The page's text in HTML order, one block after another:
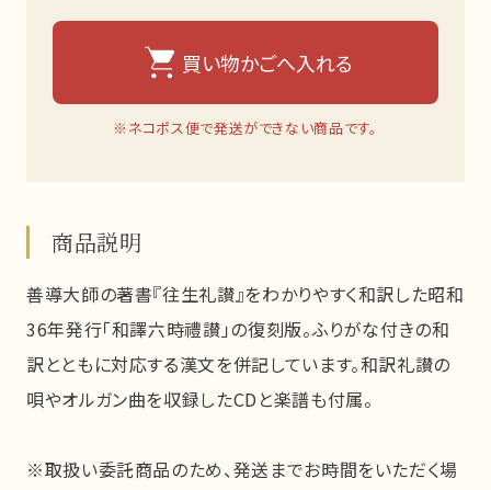
買い物かごへ入れる
※ネコポス便で発送ができない商品です。
商品説明
善導大師の著書『往生礼讃』をわかりやすく和訳した昭和
36年発行「和譯六時禮讃」の復刻版。ふりがな付きの和
訳とともに対応する漢文を併記しています。和訳礼讃の
唄やオルガン曲を収録したCDと楽譜も付属。
※取扱い委託商品のため、発送までお時間をいただく場